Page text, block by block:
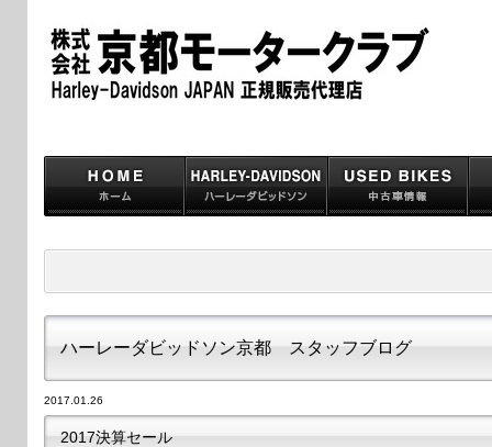
ハーレーダビッドソン京都 スタッフブログ
2017.01.26
2017決算セール